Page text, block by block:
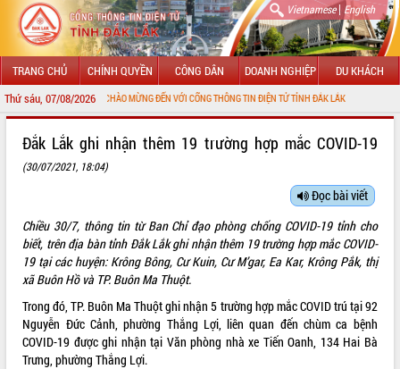
Vietnamese| English
TRANG CHỦ CHÍNH QUYỀN CÔNG DÂN DOANH NGHIỆP DU KHÁCH
Thứ sáu, 07/08/2026CHÀO MỪNG ĐẾN VỚI CỔNG THÔNG TIN ĐIỆN TỬ TỈNH ĐẮK LẮK
GIỚI THIỆU
LÃNH ĐẠO UBND TỈNH
SỞ, BAN, NGÀNH
UBND CÁC XÃ, PHƯỜNG
THÔNG TIN CHỈ ĐẠO ĐIỀU HÀNH
HỆ THỐNG VĂN BẢN
Đắk Lắk ghi nhận thêm 19 trường hợp mắc COVID-19
(30/07/2021, 18:04)
Đọc bài viết
Chiều 30/7, thông tin từ Ban Chỉ đạo phòng chống COVID-19 tỉnh cho
biết, trên địa bàn tỉnh Đắk Lắk ghi nhận thêm 19 trường hợp mắc COVID-
19 tại các huyện: Krông Bông, Cư Kuin, Cư M’gar, Ea Kar, Krông Pắk, thị
xã Buôn Hồ và TP. Buôn Ma Thuột.
Trong đó, TP. Buôn Ma Thuột ghi nhận 5 trường hợp mắc COVID trú tại 92
Nguyễn Đức Cảnh, phường Thắng Lợi, liên quan đến chùm ca bệnh
COVID-19 được ghi nhận tại Văn phòng nhà xe Tiến Oanh, 134 Hai Bà
Trưng, phường Thắng Lợi.